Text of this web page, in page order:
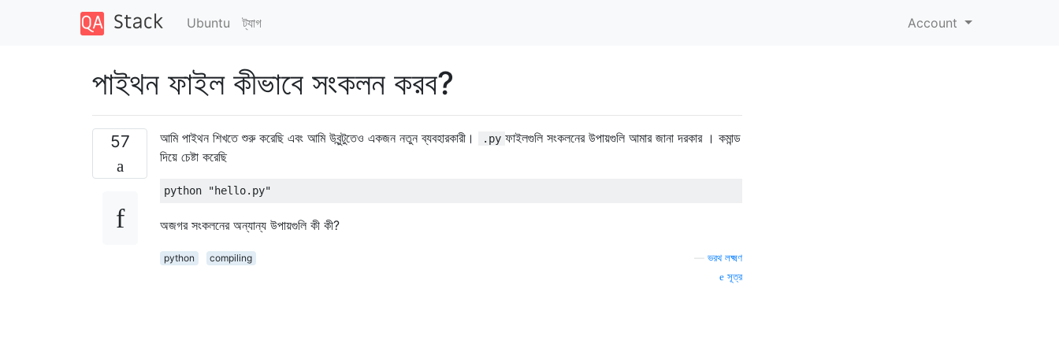
Ubuntu ট্যাগ Account
পাইথন ফাইল কীভাবে সংকলন করব?
57 আমি পাইথন শিখতে শুরু করেছি এবং আমি উবুন্টুতেও একজন নতুন ব্যবহারকারী। .py ফাইলগুলি সংকলনের উপায়গুলি আমার জানা দরকার । কমান্ড
দিয়ে চেষ্টা করেছি
python "hello.py"
অজগর সংকলনের অন্যান্য উপায়গুলি কী কী?
python compiling
ভরথ লক্ষ্মণ
সূত্র